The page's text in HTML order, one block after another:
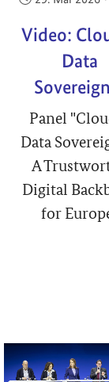
Video:
Data
Panel
Data
A
Digital
for